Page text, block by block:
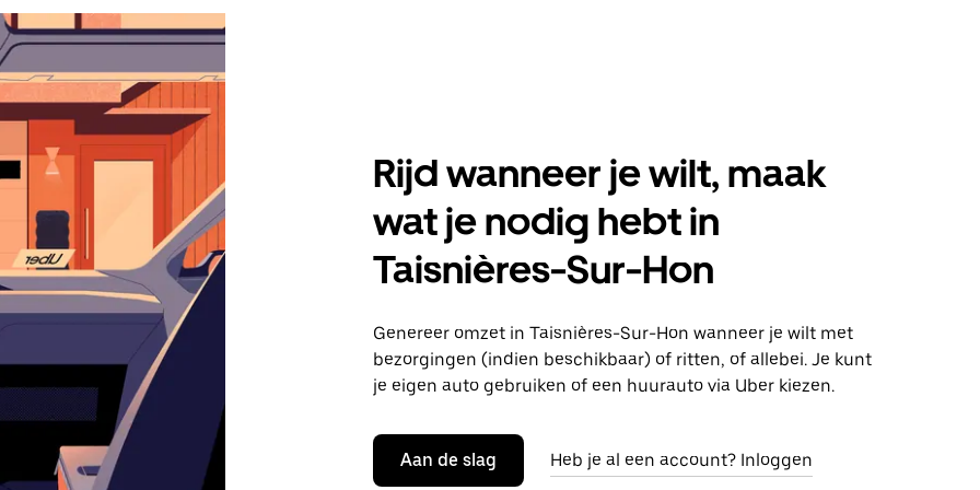
Rijd wanneer je wilt, maak
wat je nodig hebt in
Taisnières-Sur-Hon
Genereer omzet in Taisnières-Sur-Hon wanneer je wilt met
bezorgingen (indien beschikbaar) of ritten, of allebei. Je kunt
je eigen auto gebruiken of een huurauto via Uber kiezen.
Aan de slag Heb je al een account? Inloggen